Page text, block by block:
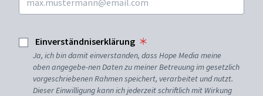
Einverständniserklärung
Ja, ich bin damit einverstanden, dass Hope Media meine
oben angegebe-nen Daten zu meiner Betreuung im gesetzlich
vorgeschriebenen Rahmen speichert, verarbeitet und nutzt.
Dieser Einwilligung kann ich jederzeit schriftlich mit Wirkung